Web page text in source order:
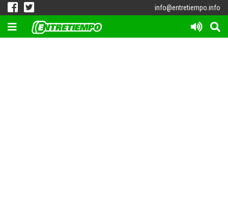
info@entretiempo.info